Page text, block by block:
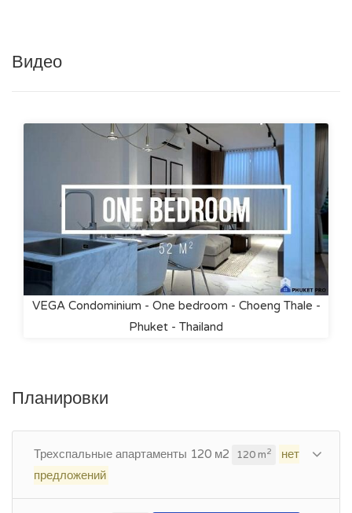
Видео
VEGA Condominium - One bedroom - Choeng Thale -
Phuket - Thailand
Планировки
Трехспальные апартаменты 120 м2 120 m2
нет
предложений